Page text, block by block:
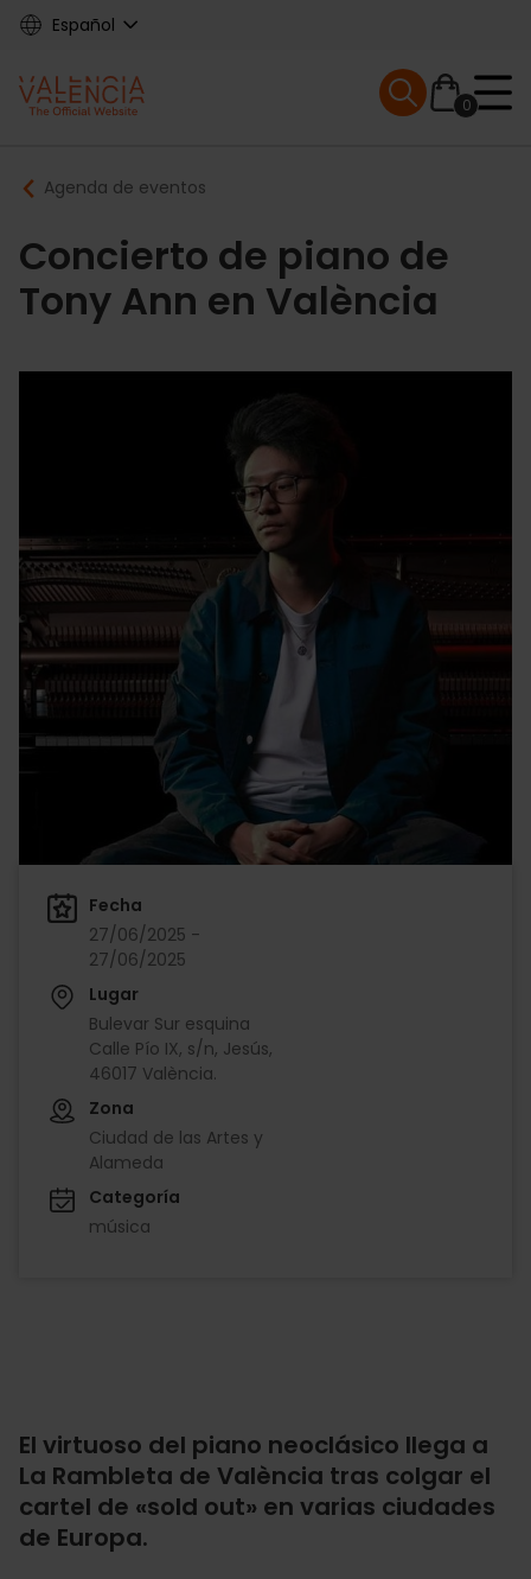
Skip
content
Español
Main
navigation
0
Mobile menu
Breadcrumb
Agenda de eventos
Concierto de piano de
Tony Ann en València
Fecha
27/06/2025 -
27/06/2025
Lugar
Bulevar Sur esquina
Calle Pío IX, s/n, Jesús,
46017 València.
Zona
Ciudad de las Artes y
Alameda
Categoría
música
El virtuoso del piano neoclásico llega a
La Rambleta de València tras colgar el
cartel de «sold out» en varias ciudades
de Europa.